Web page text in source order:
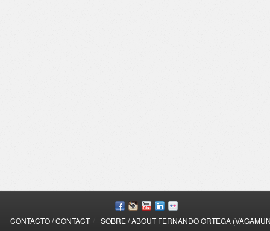
CONTACTO / CONTACT
SOBRE / ABOUT FERNANDO ORTEGA